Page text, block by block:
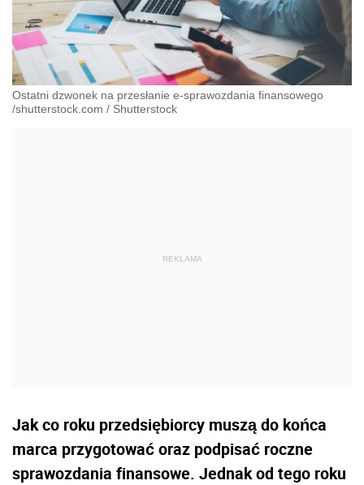
Ostatni dzwonek na przesłanie e-sprawozdania finansowego
/shutterstock.com / Shutterstock
Jak co roku przedsiębiorcy muszą do końca
marca przygotować oraz podpisać roczne
sprawozdania finansowe. Jednak od tego roku